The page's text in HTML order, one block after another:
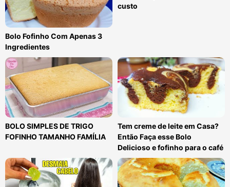
Bolo Fofinho Com Apenas 3
Ingredientes
custo
BOLO SIMPLES DE TRIGO
FOFINHO TAMANHO FAMÍLIA
Tem creme de leite em Casa?
Então Faça esse Bolo
Delicioso e fofinho para o café